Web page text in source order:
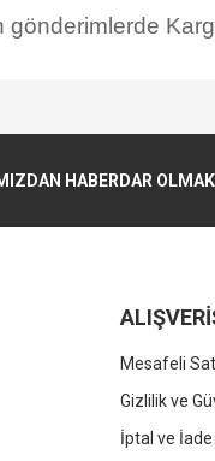
gönderimlerde
HABERDAR
Mesafeli
Gizlilik ve
İptal ve İade